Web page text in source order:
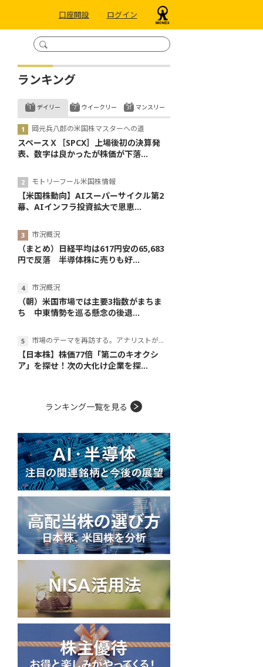
口座開設 ログイン
ランキング
デイリー
岡元兵八郎の米国株マスターへの道
スペースＸ［SPCX］上場後初の決算発
表、数字は良かったが株価が下落...
モトリーフール米国株情報
【米国株動向】AIスーパーサイクル第2
幕、AIインフラ投資拡大で恩恵...
市況概況
（まとめ）日経平均は617円安の65,683
円で反落 半導体株に売りも好...
市況概況
（朝）米国市場では主要3指数がまちま
ち 中東情勢を巡る懸念の後退...
市場のテーマを再訪する。アナリストが読み解くテーマの本質
【日本株】株価77倍「第二のキオクシ
ア」を探せ！次の大化け企業を探...
ウイークリー マンスリー
ランキング一覧を見る